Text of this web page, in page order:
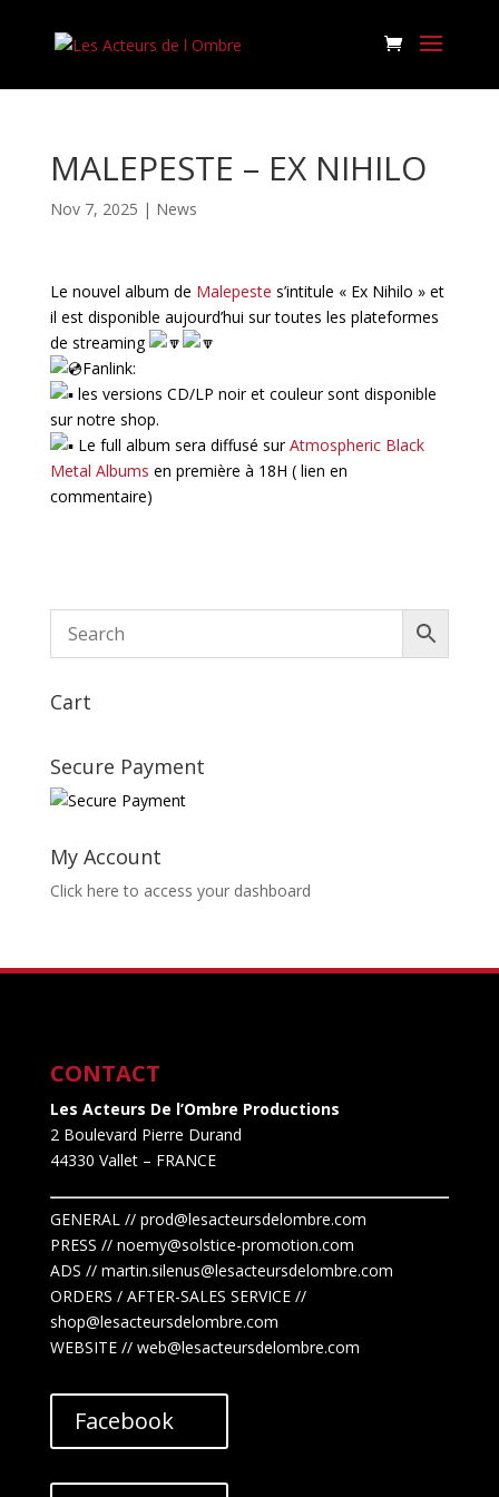
MALEPESTE – EX NIHILO
Nov 7, 2025 | News
Le nouvel album de Malepeste s’intitule « Ex Nihilo » et
il est disponible aujourd’hui sur toutes les plateformes
de streaming
Fanlink:
les versions CD/LP noir et couleur sont disponible
sur notre shop.
Le full album sera diffusé surAtmospheric Black
Metal Albums en première à 18H ( lien en
commentaire)
Cart
Secure Payment
My Account
Click here to access your dashboard
CONTACT
Les Acteurs De l’Ombre Productions
2 Boulevard Pierre Durand
44330 Vallet– FRANCE
GENERAL // prod@lesacteursdelombre.com
PRESS // noemy@solstice-promotion.com
ADS // martin.silenus@lesacteursdelombre.com
ORDERS / AFTER-SALES SERVICE //
shop@lesacteursdelombre.com
WEBSITE // web@lesacteursdelombre.com
Facebook